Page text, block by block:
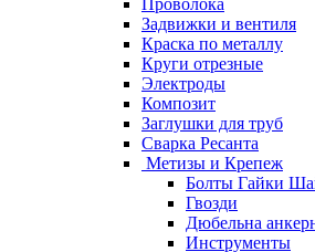
Проволока
Задвижки и вентиля
Краска по металлу
Круги отрезные
Электроды
Композит
Заглушки для труб
Сварка Ресанта
Метизы и Крепеж
Болты Гайки
Гвозди
Дюбельна
Инструменты